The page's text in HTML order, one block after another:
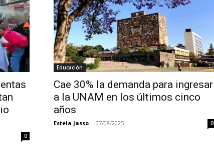
0
Educación
Cae 30% la demanda para ingresar
a la UNAM en los últimos cinco
años
Estela Jasso - 07/08/2025 0